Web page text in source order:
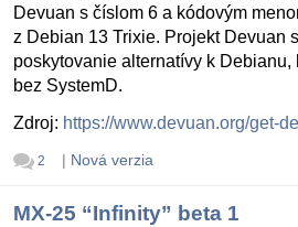
Devuan s číslom 6 a kódovým
z Debian 13 Trixie. Projekt Devuan
poskytovanie alternatívy k
bez SystemD.
Zdroj: https://www.devuan.org/get-
2 | Nová verzia
MX-25 “Infinity” beta 1